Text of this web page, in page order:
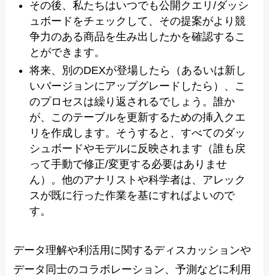
その後、私たちはいつでも公開クエリ/ダッシ
ュボードをチェックして、その提案がより競
争力のある商品を生み出したかを確認するこ
とができます。
将来、別のDEXが登場したら（あるいは新し
いバージョンにアップグレードしたら）、こ
のプロセスは繰り返されるでしょう。誰か
が、このテーブルを更新するための挿入クエ
リを作成します。そうすると、すべてのダッ
シュボードやモデルに反映されます（誰も戻
って手動で修正/変更する必要はありませ
ん）。他のアナリストや科学者は、アレック
スが既に行った作業を基にすればよいので
す。
データ理解や利活用に関するディスカッションや
データ同士のコラボレーション、予測などに利用